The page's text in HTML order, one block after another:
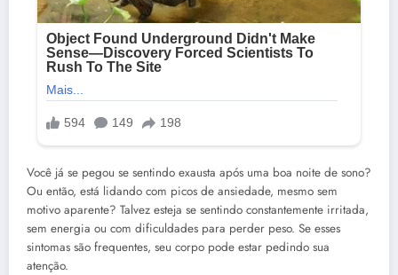
Você já se pegou se sentindo exausta após uma boa noite de sono?
Ou então, está lidando com picos de ansiedade, mesmo sem
motivo aparente? Talvez esteja se sentindo constantemente irritada,
sem energia ou com dificuldades para perder peso. Se esses
sintomas são frequentes, seu corpo pode estar pedindo sua
atenção.